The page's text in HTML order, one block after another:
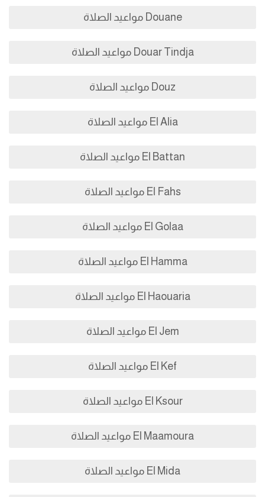
Douane مواعيد الصلاة
Douar Tindja مواعيد الصلاة
Douz مواعيد الصلاة
El Alia مواعيد الصلاة
El Battan مواعيد الصلاة
El Fahs مواعيد الصلاة
El Golaa مواعيد الصلاة
El Hamma مواعيد الصلاة
El Haouaria مواعيد الصلاة
El Jem مواعيد الصلاة
El Kef مواعيد الصلاة
El Ksour مواعيد الصلاة
El Maamoura مواعيد الصلاة
El Mida مواعيد الصلاة